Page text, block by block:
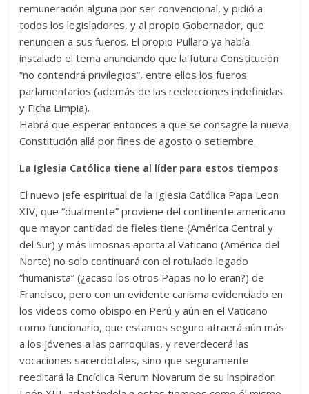
remuneración alguna por ser convencional, y pidió a
todos los legisladores, y al propio Gobernador, que
renuncien a sus fueros. El propio Pullaro ya había
instalado el tema anunciando que la futura Constitución
“no contendrá privilegios”, entre ellos los fueros
parlamentarios (además de las reelecciones indefinidas
y Ficha Limpia).
Habrá que esperar entonces a que se consagre la nueva
Constitución allá por fines de agosto o setiembre.
La Iglesia Católica tiene al líder para estos tiempos
El nuevo jefe espiritual de la Iglesia Católica Papa Leon
XIV, que “dualmente” proviene del continente americano
que mayor cantidad de fieles tiene (América Central y
del Sur) y más limosnas aporta al Vaticano (América del
Norte) no solo continuará con el rotulado legado
“humanista” (¿acaso los otros Papas no lo eran?) de
Francisco, pero con un evidente carisma evidenciado en
los videos como obispo en Perú y aún en el Vaticano
como funcionario, que estamos seguro atraerá aún más
a los jóvenes a las parroquias, y reverdecerá las
vocaciones sacerdotales, sino que seguramente
reeditará la Encíclica Rerum Novarum de su inspirador